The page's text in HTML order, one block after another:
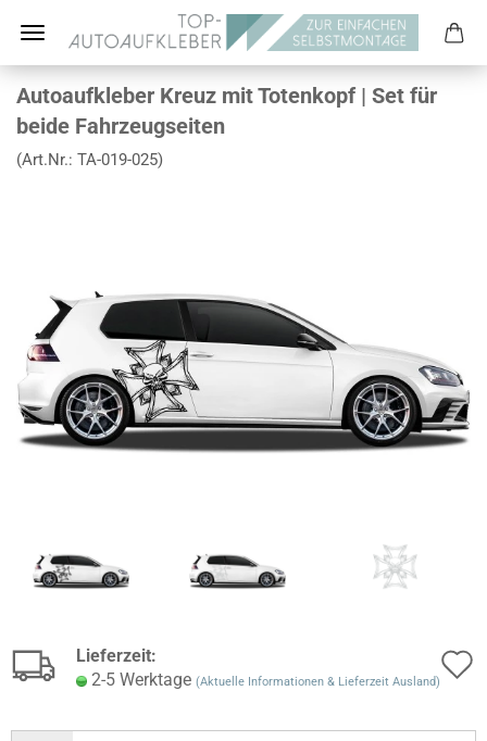
Autoaufkleber Kreuz mit Totenkopf | Set für
beide Fahrzeugseiten
(Art.Nr.: TA-019-025)
Lieferzeit:
2-5 Werktage (Aktuelle Informationen & Lieferzeit Ausland)